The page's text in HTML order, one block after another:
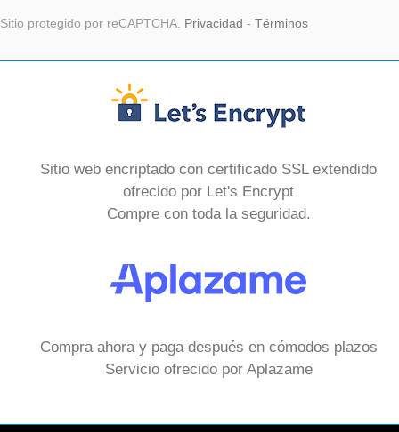
Sitio protegido por reCAPTCHA. Privacidad - Términos
Sitio web encriptado con certificado SSL extendido
ofrecido por Let's Encrypt
Compre con toda la seguridad.
Compra ahora y paga después en cómodos plazos
Servicio ofrecido por Aplazame